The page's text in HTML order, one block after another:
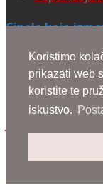
Koristimo
prikazati web
koristite te
iskustvo.
Cipele koje
Lennyo Sandals
Varina Flats
Pebble Lace Up